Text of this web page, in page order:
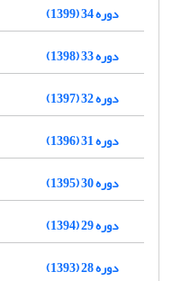
دوره 34 (1399)
دوره 33 (1398)
دوره 32 (1397)
دوره 31 (1396)
دوره 30 (1395)
دوره 29 (1394)
دوره 28 (1393)